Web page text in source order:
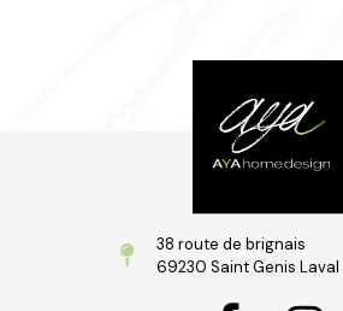
38 route de brignais
69230 Saint Genis Laval